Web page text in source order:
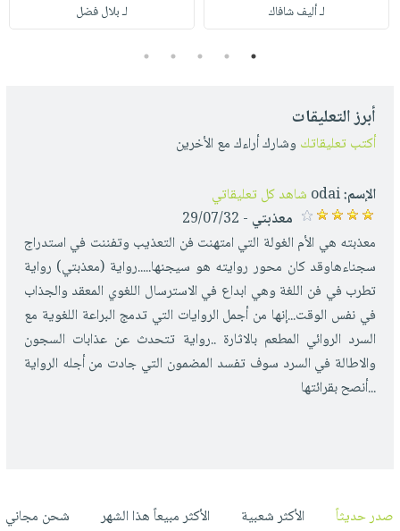
لـ أليف شافاك
لـ بلال فضل
1
2
3
4
5
أبرز التعليقات
أكتب تعليقاتك وشارك أراءك مع الأخرين
الإسم:odai شاهد كل تعليقاتي
معذبتي - 29/07/32
معذبته هي الأم الغولة التي امتهنت فن التعذيب وتفننت في استدراج
سجناءهاوقد كان محور روايته هو سيجنها.....رواية (معذبتي) رواية
تطرب في فن اللغة وهي ابداع في الاسترسال اللغوي المعقد والجذاب
في نفس الوقت...إنها من أجمل الروايات التي تدمج البراعة اللغوية مع
السرد الروائي المطعم بالاثارة ..رواية تتحدث عن عذابات السجون
والاطالة في السرد سوف تفسد المضمون التي جادت من أجله الرواية
...أنصح بقرائتها
صدر حديثاً الأكثر شعبية الأكثر مبيعاً هذا الشهر شحن مجاني